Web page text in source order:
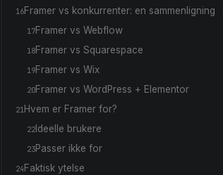
16Framer vs konkurrenter: en sammenligning
17Framer vs Webflow
18Framer vs Squarespace
19Framer vs Wix
20Framer vs WordPress + Elementor
21Hvem er Framer for?
22 Ideelle brukere
23Passer ikke for
24 Faktisk ytelse